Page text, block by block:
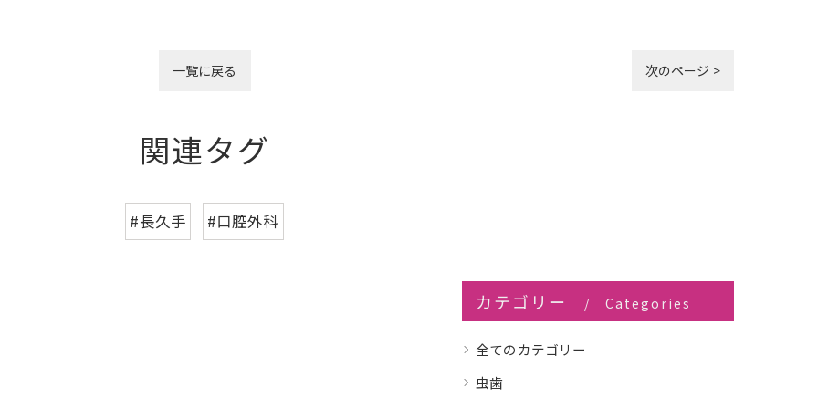
一覧に戻る 次のページ >
関連タグ
#長久手 #口腔外科
カテゴリー Categories
全てのカテゴリー
虫歯